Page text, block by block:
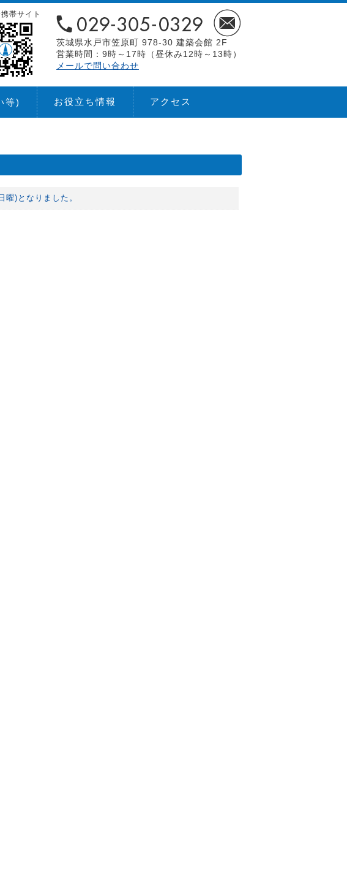
茨城県水戸市笠原町 978-30 建築会館 2F
営業時間：9時～17時（昼休み12時～13時）
メールで問い合わせ
帯サイト
等) お役立ち情報 アクセス
)となりました。